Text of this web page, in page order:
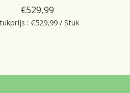
€529,99
: €529,99 / Stuk